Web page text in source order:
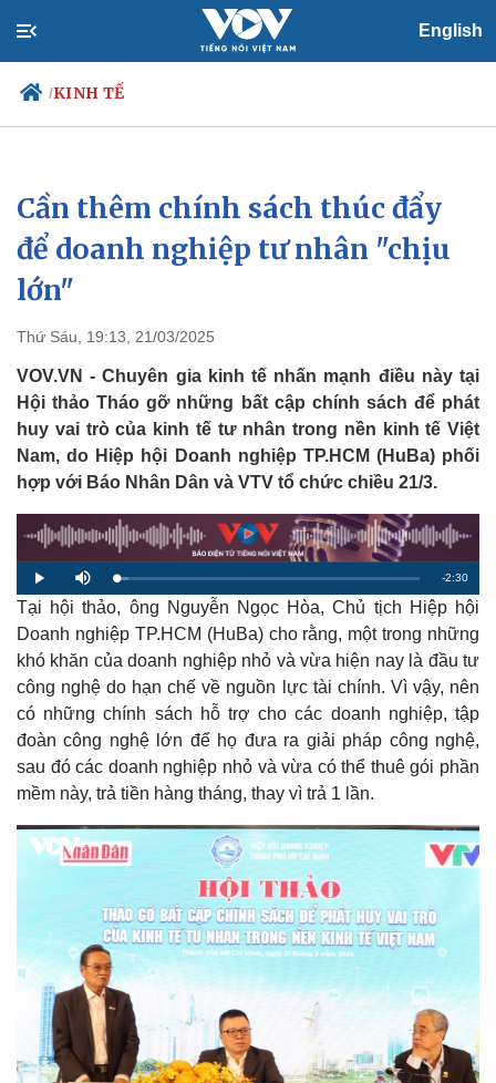
English
/KINH TẾ
Chính trị
Đảng
Tổ chức nhân sự
Quốc hội
Xã hội
Tin 24h
Dự báo thời tiết
Cần thêm chính sách thúc đẩy
để doanh nghiệp tư nhân "chịu
lớn"
Thứ Sáu, 19:13, 21/03/2025
VOV.VN - Chuyên gia kinh tế nhấn mạnh điều này tại
Hội thảo Tháo gỡ những bất cập chính sách để phát
huy vai trò của kinh tế tư nhân trong nền kinh tế Việt
Nam, do Hiệp hội Doanh nghiệp TP.HCM (HuBa) phối
hợp với Báo Nhân Dân và VTV tổ chức chiều 21/3.
P
l
a
y
M
u
t
e
L
o
d
4
.
0
8
%
R
e
i
n
i
g
-2:30
Tại hội thảo, ông Nguyễn Ngọc Hòa, Chủ tịch Hiệp hội
Doanh nghiệp TP.HCM (HuBa) cho rằng, một trong những
khó khăn của doanh nghiệp nhỏ và vừa hiện nay là đầu tư
công nghệ do hạn chế về nguồn lực tài chính. Vì vậy, nên
có những chính sách hỗ trợ cho các doanh nghiệp, tập
đoàn công nghệ lớn để họ đưa ra giải pháp công nghệ,
sau đó các doanh nghiệp nhỏ và vừa có thể thuê gói phần
mềm này, trả tiền hàng tháng, thay vì trả 1 lần.